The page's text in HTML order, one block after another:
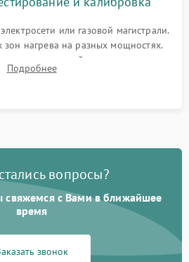
или газовой магистрали.
зон нагрева на разных мощностях.
управления, таймера, индикаторов
и систем защиты от перегрева.
Подробнее
вопросы?
свяжемся с Вами в ближайшее
время
звонок